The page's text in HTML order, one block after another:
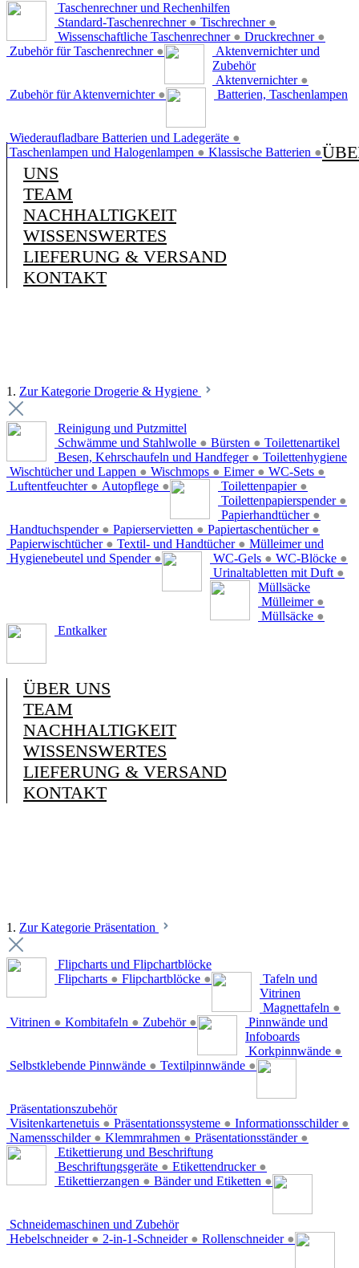
Taschenrechner und Rechenhilfen
Standard-Taschenrechner ● Tischrechner ●
Wissenschaftliche Taschenrechner ● Druckrechner ●
Zubehör für Taschenrechner ●
Aktenvernichter und
Zubehör
Aktenvernichter ●
Zubehör für Aktenvernichter ● Batterien, Taschenlampen
Wiederaufladbare Batterien und Ladegeräte ●
Taschenlampen und Halogenlampen ● Klassische Batterien ●
UNS
TEAM
NACHHALTIGKEIT
WISSENSWERTES
LIEFERUNG & VERSAND
KONTAKT
1. Zur Kategorie Drogerie & Hygiene
Reinigung und Putzmittel
Schwämme und Stahlwolle ● Bürsten ●
Besen, Kehrschaufeln und Handfeger ●
Wischtücher und Lappen ● Wischmops ● Eimer ● WC-Sets ●
Luftentfeuchter ● Autopflege ●
Toilettenartikel
Toilettenpapier ●
Toilettenpapierspender ●
Papierhandtücher ●
Handtuchspender ● Papierservietten ● Papiertaschentücher ●
Papierwischtücher ● Textil- und Handtücher ●
Hygienebeutel und Spender ●
Toilettenhygiene
WC-Gels ● WC-Blöcke ●
Urinaltabletten mit Duft ●
Mülleimer und
Müllsäcke
Mülleimer ●
Müllsäcke ●
Entkalker
ÜBER UNS
TEAM
NACHHALTIGKEIT
WISSENSWERTES
LIEFERUNG & VERSAND
KONTAKT
1. Zur Kategorie Präsentation
Flipcharts und Flipchartblöcke
Flipcharts ● Flipchartblöcke ●
Tafeln und
Vitrinen
Magnettafeln ●
Vitrinen ● Kombitafeln ● Zubehör ●
Pinnwände und
Infoboards
Korkpinnwände ●
Selbstklebende Pinnwände ● Textilpinnwände ●
Präsentationszubehör
Visitenkartenetuis ● Präsentationssysteme ● Informationsschilder ●
Namensschilder ● Klemmrahmen ● Präsentationsständer ●
Etikettierung und Beschriftung
Beschriftungsgeräte ● Etikettendrucker ●
Etikettierzangen ● Bänder und Etiketten ●
Schneidemaschinen und Zubehör
Hebelschneider ● 2-in-1-Schneider ● Rollenschneider ●